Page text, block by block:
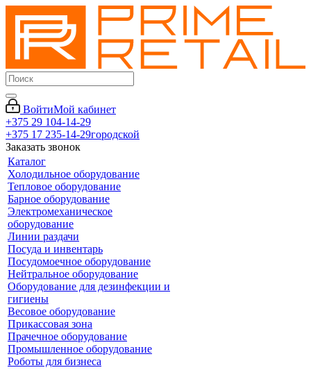
ВойтиМой кабинет
+375 29 104-14-29
+375 17 235-14-29городской
Заказать звонок
Каталог
Холодильное оборудование
Тепловое оборудование
Барное оборудование
Электромеханическое
оборудование
Линии раздачи
Посуда и инвентарь
Посудомоечное оборудование
Нейтральное оборудование
Оборудование для дезинфекции и
гигиены
Весовое оборудование
Прикассовая зона
Прачечное оборудование
Промышленное оборудование
Роботы для бизнеса